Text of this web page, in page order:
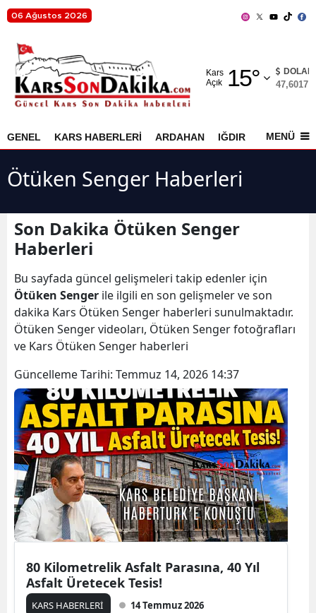
06 Ağustos 2026
Kars
Açık
15°
Adıyaman
Ağrı
Ankara
Antalya
Aydın
Balıkesir
Bilecik
Bitlis
Bolu
Burdur
Bursa
Çanakkale
Çankırı
Çorum
DOLAR
47,6017
GENEL KARS HABERLERİ ARDAHAN IĞDIR AKYAKA
MENÜ
Ötüken Senger Haberleri
Son Dakika Ötüken Senger
Haberleri
Bu sayfada güncel gelişmeleri takip edenler için
Ötüken Senger ile ilgili en son gelişmeler ve son
dakika Kars Ötüken Senger haberleri sunulmaktadır.
Ötüken Senger videoları, Ötüken Senger fotoğrafları
ve Kars Ötüken Senger haberleri
Güncelleme Tarihi: Temmuz 14, 2026 14:37
80 Kilometrelik Asfalt Parasına, 40 Yıl
Asfalt Üretecek Tesis!
KARS HABERLERİ 14 Temmuz 2026